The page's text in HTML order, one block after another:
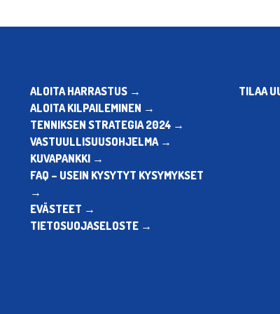
ALOITA HARRASTUS →
ALOITA KILPAILEMINEN →
TENNIKSEN STRATEGIA 2024 →
VASTUULLISUUSOHJELMA →
KUVAPANKKI →
FAQ – USEIN KYSYTYT KYSYMYKSET
→
EVÄSTEET →
TIETOSUOJASELOSTE →
TILAA